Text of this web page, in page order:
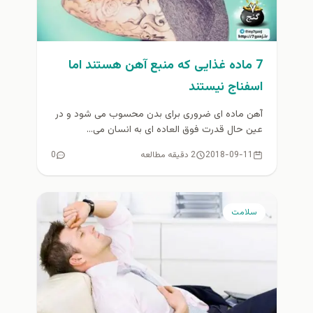
7 ماده غذایی که منبع آهن هستند اما
اسفناج نیستند
آهن ماده ای ضروری برای بدن محسوب می شود و در
عین حال قدرت فوق العاده ای به انسان می...
2018-09-11 2 دقیقه مطالعه 0
سلامت